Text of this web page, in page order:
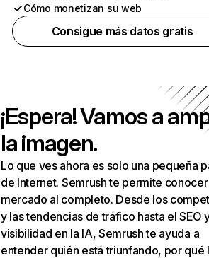
Cómo monetizan su web
Consigue más datos gratis
¡Espera! Vamos a
la imagen.
Lo que ves ahora es solo una pequeña
de Internet. Semrush te permite
mercado al completo. Desde los
y las tendencias de tráfico hasta el SEO
visibilidad en la IA, Semrush te ayuda a
entender quién está triunfando, por qué